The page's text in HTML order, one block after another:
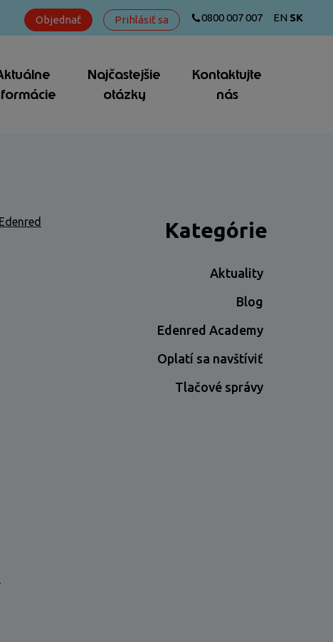
Objednať Prihlásiť sa 0800 007 007 EN SK
Najčastejšie
otázky
Kontaktujte
nás
Kategórie
Aktuality
Blog
Edenred Academy
Oplatí sa navštíviť
Tlačové správy